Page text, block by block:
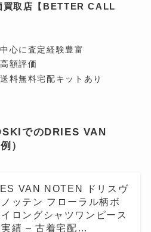
買取店【BETTER CALL
心に査定経験豊富
額評価
料無料宅配キットあり
でのDRIES VAN
）
VAN NOTEN ドリスヴ
ノッテン フローラル柄ボ
ロングシャツワンピース
実績 – 古着宅配…